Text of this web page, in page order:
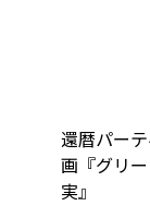
還暦パー
画『グリ
実』